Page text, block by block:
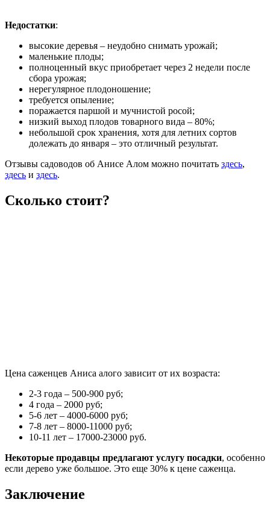
Недостатки:
высокие деревья – неудобно снимать урожай;
маленькие плоды;
полноценный вкус приобретает через 2 недели после
сбора урожая;
нерегулярное плодоношение;
требуется опыление;
поражается паршой и мучнистой росой;
низкий выход плодов товарного вида – 80%;
небольшой срок хранения, хотя для летних сортов
долежать до января – это отличный результат.
Отзывы садоводов об Анисе Алом можно почитать здесь,
здесь и здесь.
Сколько стоит?
Цена саженцев Аниса алого зависит от их возраста:
2-3 года – 500-900 руб;
4 года – 2000 руб;
5-6 лет – 4000-6000 руб;
7-8 лет – 8000-11000 руб;
10-11 лет – 17000-23000 руб.
Некоторые продавцы предлагают услугу посадки, особенно
если дерево уже большое. Это еще 30% к цене саженца.
Заключение